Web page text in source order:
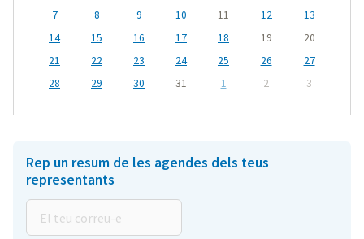
7
8 9 10 11 12
13
14
15 16 17 18 19
20
21
22 23 24 25 26
27
28
29 30 31 1 2 3
Rep un resum de les agendes dels teus
representants
teu